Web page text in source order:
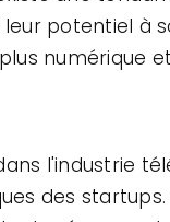
potentiel à
numérique
l'industrie
des